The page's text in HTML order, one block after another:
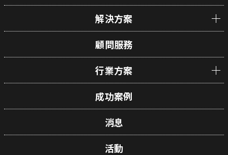
解決方案
顧問服務
行業方案
成功案例
消息
活動